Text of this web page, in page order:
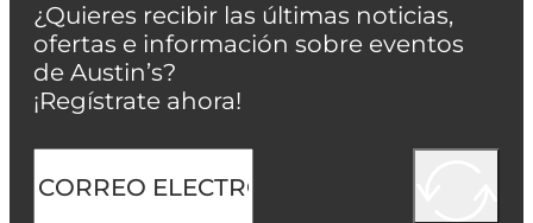
¿Quieres recibir las últimas noticias,
ofertas e información sobre eventos
de Austin’s?
¡Regístrate ahora!